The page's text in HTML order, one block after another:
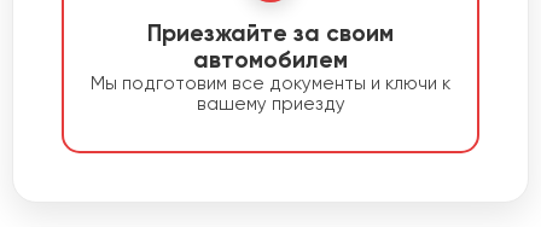
Приезжайте за своим
автомобилем
Мы подготовим все документы и ключи к
вашему приезду